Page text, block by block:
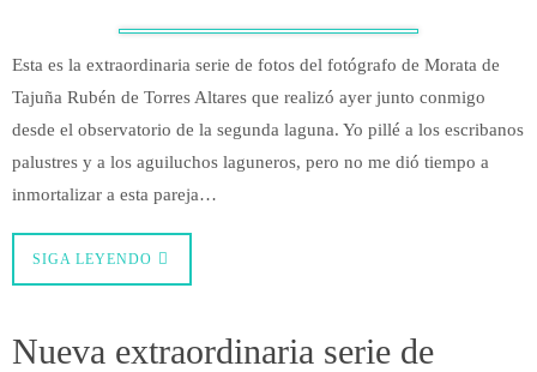
Esta es la extraordinaria serie de fotos del fotógrafo de Morata de
Tajuña Rubén de Torres Altares que realizó ayer junto conmigo
desde el observatorio de la segunda laguna. Yo pillé a los escribanos
palustres y a los aguiluchos laguneros, pero no me dió tiempo a
inmortalizar a esta pareja…
SIGA LEYENDO
Nueva extraordinaria serie de